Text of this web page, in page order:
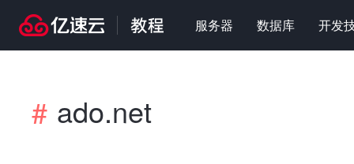
服务器 数据库 开发
# ado.net